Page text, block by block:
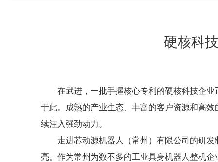
硬核科
在武进，一批手握核心专利的硬核科技企
于此。成熟的产业生态、丰富的客户资源和高
续注入强劲动力。
走进芯动源机器人（常州）有限公司的研
亮。作为常州为数不多的工业具身机器人整机